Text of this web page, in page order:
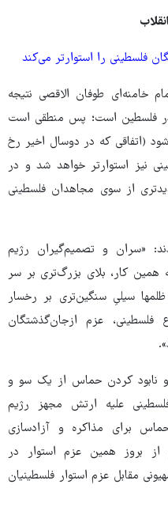
فلسطینی را استوارتر می‌کند
خامنه‌ای طوفان الاقصی نتیجه
در فلسطین است؛ پس منطقی است
(اتفاقی که در دوسال اخیر رخ
نیز استوارتر خواهد شد و در
از سوی مجاهدان فلسطینی
«سران و تصمیم‌گیران رژیم
کار، بلای بزرگ‌تری بر سر
سیلیِ سنگین‌تری بر رخسار
عزم ازجان‌گذشتگان
و نابود کردن حماس از یک سو و
علیه ارتش مجهز رژیم
برای مذاکره و آزادسازی
از بروز همین عزم استوار در
مقابل عزم استوار فلسطینیان